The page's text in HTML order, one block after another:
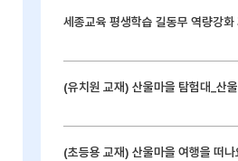
세종교육 평생학습 길동무 역량강화
(유치원 교재) 산울마을 탐험대_산